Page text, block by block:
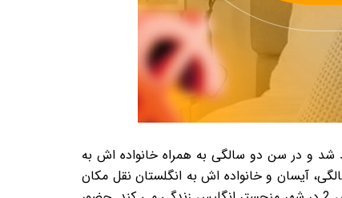
شد و در سن دو سالگی به همراه خانواده اش به
مهاجرت کرد. این تغییر مکان، آغازگر مسیری بود که آیسان را به یک شخصیت بین المللی تبدیل کرد. در سن 15 سالگی، آیسان و خانواده اش به انگلستان نقل مکان